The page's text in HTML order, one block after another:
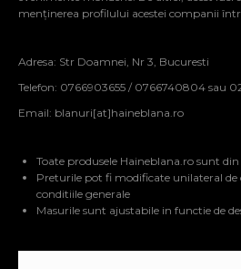
menținerea profilului acestei companii
Adresa: Str Doamnei, Nr 3, Bucuresti
Telefon: 0766903655 / 0766740804 sau
Email: blanuri[at]haineblana.ro
Toate produsele Haineblana.ro sunt
Preturile pot fi modificate unilateral
conditiile generale
Masurile sunt ajustabile in functie de